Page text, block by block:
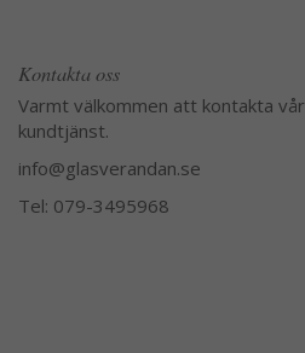
Kontakta oss
Varmt välkommen att kontakta vår
kundtjänst.
info@glasverandan.se
Tel: 079-3495968